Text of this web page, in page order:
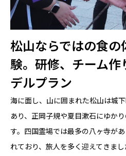
松山ならではの食
験。研修、チーム作
デルプラン
海に面し、山に囲まれた松山は城
あり、正岡子規や夏目漱石にゆか
す。四国霊場では最多の八ヶ寺が
れており、旅人を多く迎えてきま